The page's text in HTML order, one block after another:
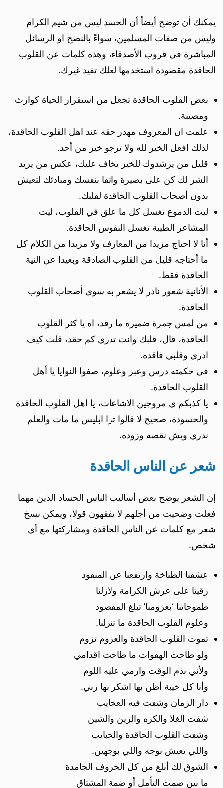
يمكنك أن توضح أيضاً أن الحسد ليس من شيم الكرام
وليس من صفات المسلمين، سواءً بالنصح او الرسائل
المباشرة في قروب الأصدقاء، وهذه كلمات عن القلوب
الحاقدة مقصودة استخدمها لعلك تفيد غيرك.
بعض القلوب الحاقدة تجعل من استقرار الحياة كوارث
ومصيبة.
علمت ان المعروف مهدر حقه عند اهل القلوب الحاقدة،
لذلك افعل الخير لله ولا ترجو خير من أحد.
قليل من يرشدوك للخير يخاف عليك، عكس من يريد
الشر لك كن على بصيرة واثقا بنفسك ومبادئك لتعيش
بدون أصحاب القلوب الحاقدة لقلبك.
ليت الدموع تغسل كل ما علق في القلوب، ليت
المشاعر الطيبة تغسل النفوس الحاقدة.
أنا لا احتاج مزيدا من المعارف ولا مزيدا من الكلام كل
ما أحتاجه قليل من القلوب الصادقة وبعيدا عن النية
الحاقدة فقط.
الأنانية شعور نادر لا يشعر به سوى أصحاب القلوب
الحاقدة.
من لمس جمرة ضميره ما رقد، اه يا كثر القلوب
الحاقدة، قال، قلبك وانت تدري كم حقد، قلت كيف
ادري وقلبي فاقده.
في حكمته درس وعبر وعلوم، صفوا النوايا يا أهل
القلوب الحاقدة.
يا كذبكم ي مروجين الاشاعات، يا اهل القلوب الحاقدة
والحسودة، صحيح لا قالوا ترا ابليس ما مات والعلم
ندري ويش نقصه وزوده.
شعر عن الناس الحاقدة
إن الشعر يوضح بعض أساليب الناس الحساد الذين مهما
فعلت وضحيت من أجلهم لا يفقهون قولا، ويمكن نسخ
شعر مع كلمات عن الناس الحاقدة ومشاركتها مع أي
شخص.
عشقنا الطناخة وارتفعنا عن المنقود
رقينا على عرش الكرامة ولازلنا
طموحاتنا ‘بعزومنا’ تبلغ المقصود
وعلوم القلوب الحاقدة ما تنزلنا.
تموت القلوب الحاقدة والعزوم تزوم
ولو طاحت الهقوات ما طاحت اقدامي
ولأني بذم الوقت وارمي عليه اللوم
وأنا كل خيبة أظن بها اشكر بها ربي.
دار الزمان وشفت فيه العجايب
شفت الغلا والكره والزين والشين
وشفت القلوب الحاقدة والحبايب
واللي يعيش بوجه واللي بوجهين.
الشوق لك أبلغ من كل الحروف الجامدة
ما بين صمت التأمل أو ضمة المشتاق